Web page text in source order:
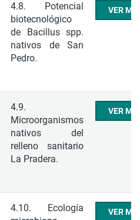
4.8. Potencial
biotecnológico
de Bacillus spp.
nativos de San
Pedro.
VER
4.9.
Microorganismos
nativos del
relleno sanitario
La Pradera.
VER
4.10. Ecología
VER